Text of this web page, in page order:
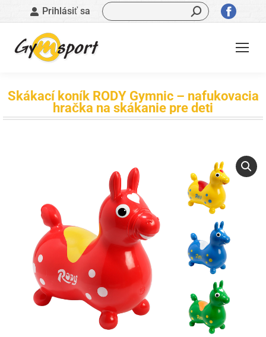
Prihlásiť sa Vyhľadávanie:
sa
otvorí
Skákací koník RODY Gymnic – nafukovacia
hračka na skákanie pre deti